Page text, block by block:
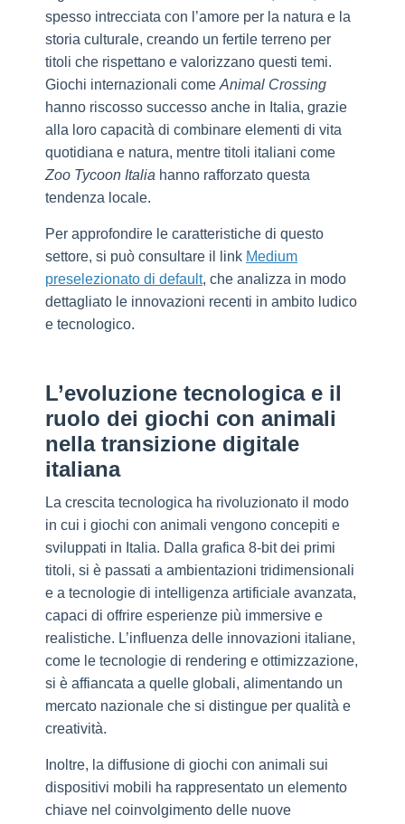
spesso intrecciata con l’amore per la natura e la
storia culturale, creando un fertile terreno per
titoli che rispettano e valorizzano questi temi.
Giochi internazionali come Animal Crossing
hanno riscosso successo anche in Italia, grazie
alla loro capacità di combinare elementi di vita
quotidiana e natura, mentre titoli italiani come
Zoo Tycoon Italia hanno rafforzato questa
tendenza locale.
Per approfondire le caratteristiche di questo
settore, si può consultare il link Medium
preselezionato di default, che analizza in modo
dettagliato le innovazioni recenti in ambito ludico
e tecnologico.
L’evoluzione tecnologica e il
ruolo dei giochi con animali
nella transizione digitale
italiana
La crescita tecnologica ha rivoluzionato il modo
in cui i giochi con animali vengono concepiti e
sviluppati in Italia. Dalla grafica 8-bit dei primi
titoli, si è passati a ambientazioni tridimensionali
e a tecnologie di intelligenza artificiale avanzata,
capaci di offrire esperienze più immersive e
realistiche. L’influenza delle innovazioni italiane,
come le tecnologie di rendering e ottimizzazione,
si è affiancata a quelle globali, alimentando un
mercato nazionale che si distingue per qualità e
creatività.
Inoltre, la diffusione di giochi con animali sui
dispositivi mobili ha rappresentato un elemento
chiave nel coinvolgimento delle nuove